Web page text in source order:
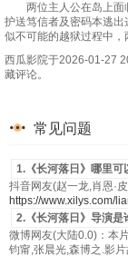
两位主人公在岛上面
护送笃信者及密码本逃
似不可能的越狱过程中
西瓜影院于2026-01-27
藏评论。
常见问题
1.《长河落日》哪里可
抖音网友(赵一龙,肖恩·
https://www.xilys.com/
2.《长河落日》导演是
微博网友(大陆0.0)：本
钧甯,张晨光,森博之.影